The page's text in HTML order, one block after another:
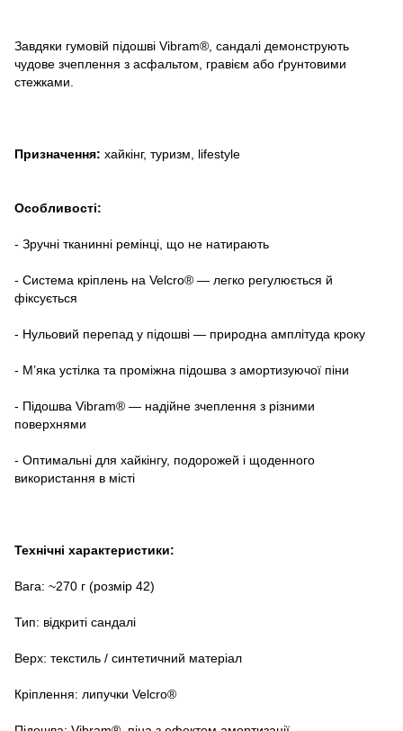
Завдяки гумовій підошві Vibram®, сандалі демонструють
чудове зчеплення з асфальтом, гравієм або ґрунтовими
стежками.
Призначення: хайкінг, туризм, lifestyle
Особливості:
- Зручні тканинні ремінці, що не натирають
- Система кріплень на Velcro® — легко регулюється й
фіксується
- Нульовий перепад у підошві — природна амплітуда кроку
- М’яка устілка та проміжна підошва з амортизуючої піни
- Підошва Vibram® — надійне зчеплення з різними
поверхнями
- Оптимальні для хайкінгу, подорожей і щоденного
використання в місті
Технічні характеристики:
Вага: ~270 г (розмір 42)
Тип: відкриті сандалі
Верх: текстиль / синтетичний матеріал
Кріплення: липучки Velcro®